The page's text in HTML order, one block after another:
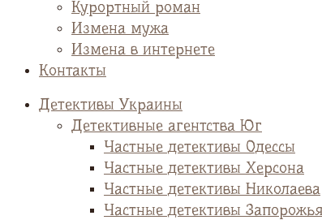
Курортный роман
Измена мужа
Измена в интернете
Контакты
Детективы Украины
Детективные агентства Юг
Частные детективы Одессы
Частные детективы Херсона
Частные детективы Николаева
Частные детективы Запорожья